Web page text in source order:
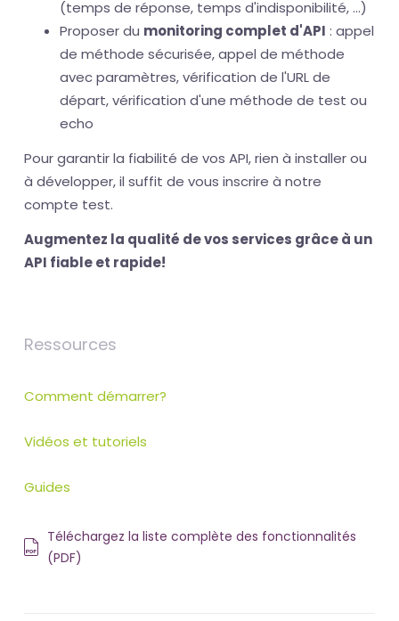
(temps de réponse, temps d'indisponibilité, ...)
Proposer du monitoring complet d'API : appel
de méthode sécurisée, appel de méthode
avec paramètres, vérification de l'URL de
départ, vérification d'une méthode de test ou
echo
Pour garantir la fiabilité de vos API, rien à installer ou
à développer, il suffit de vous inscrire à notre
compte test.
Augmentez la qualité de vos services grâce à un
API fiable et rapide!
Ressources
Comment démarrer?
Vidéos et tutoriels
Guides
Téléchargez la liste complète des fonctionnalités
(PDF)